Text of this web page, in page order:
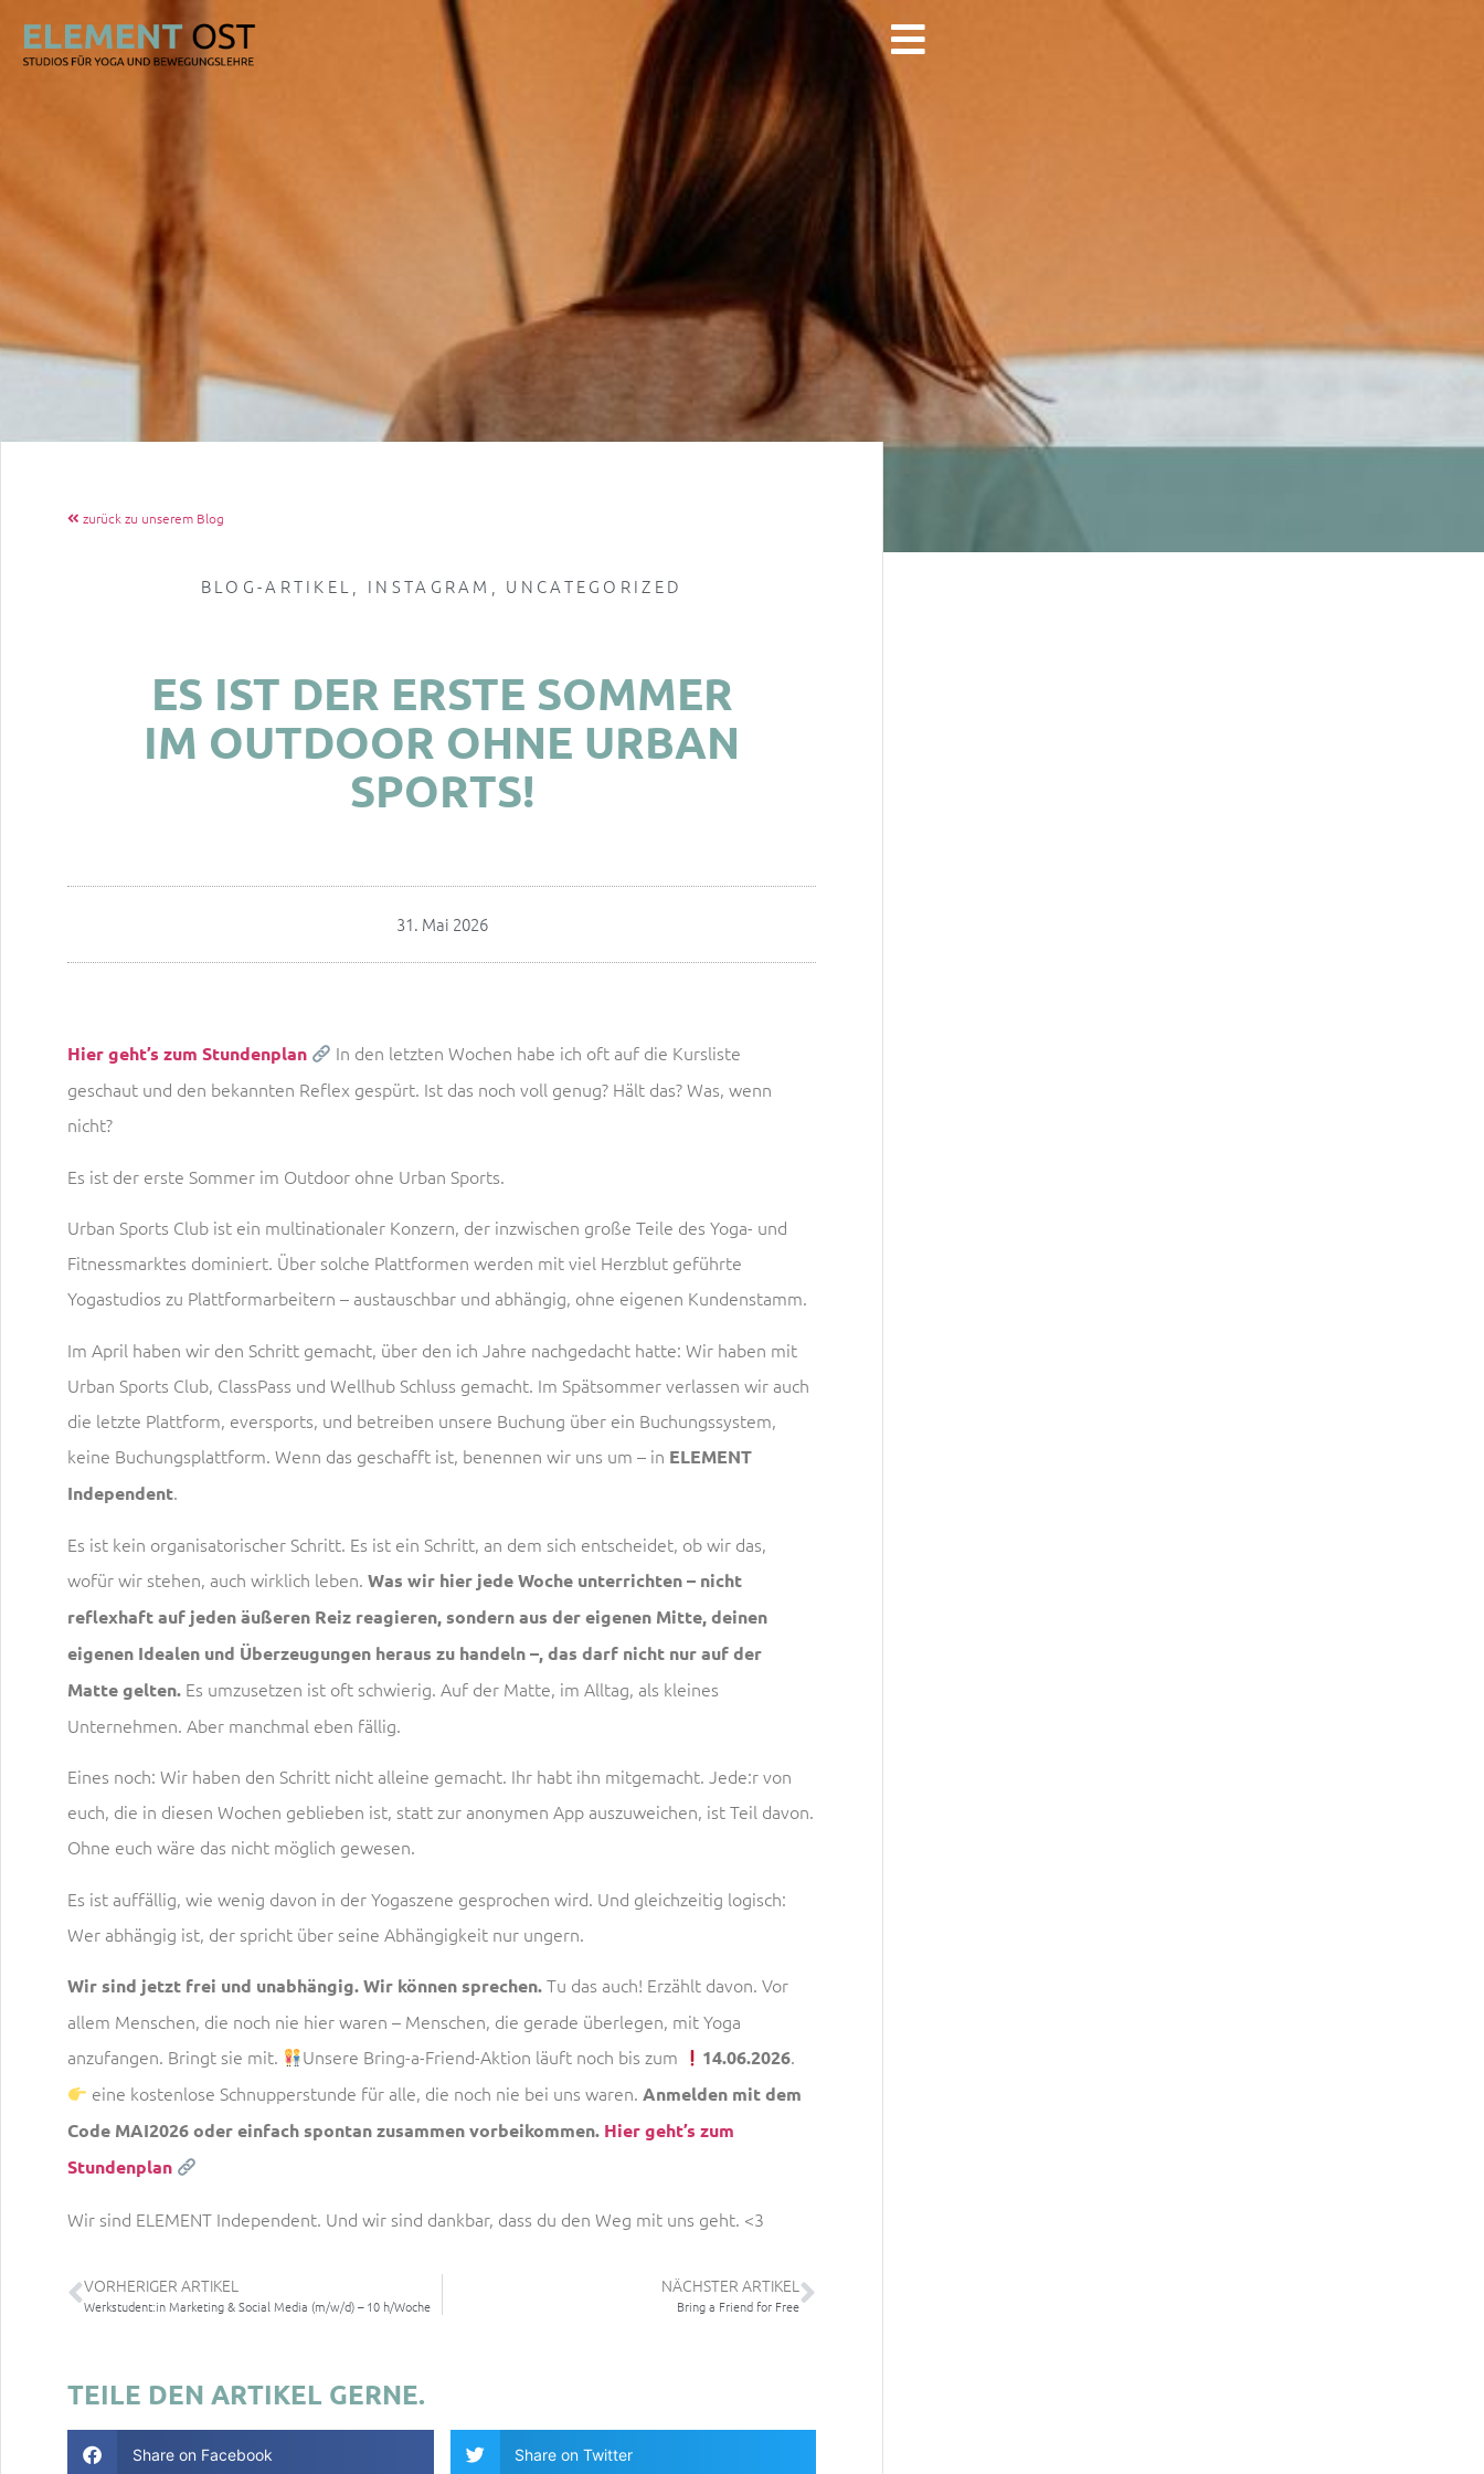
zurück zu unserem Blog
BLOG-ARTIKEL, INSTAGRAM , UNCATEGORIZED
ES IST DER ERSTE SOMMER
IM OUTDOOR OHNE URBAN
SPORTS!
31. Mai 2026
Hier geht’s zum Stundenplan
In den letzten Wochen habe ich oft auf die Kursliste
geschaut und den bekannten Reflex gespürt. Ist das noch voll genug? Hält das? Was, wenn
nicht?
Es ist der erste Sommer im Outdoor ohne Urban Sports.
Urban Sports Club ist ein multinationaler Konzern, der inzwischen große Teile des Yoga- und
Fitnessmarktes dominiert. Über solche Plattformen werden mit viel Herzblut geführte
Yogastudios zu Plattformarbeitern – austauschbar und abhängig, ohne eigenen Kundenstamm.
Im April haben wir den Schritt gemacht, über den ich Jahre nachgedacht hatte: Wir haben mit
Urban Sports Club, ClassPass und Wellhub Schluss gemacht. Im Spätsommer verlassen wir auch
die letzte Plattform, eversports, und betreiben unsere Buchung über ein Buchungssystem,
keine Buchungsplattform. Wenn das geschafft ist, benennen wir uns um – in ELEMENT
Independent.
Es ist kein organisatorischer Schritt. Es ist ein Schritt, an dem sich entscheidet, ob wir das,
wofür wir stehen, auch wirklich leben. Was wir hier jede Woche unterrichten – nicht
reflexhaft auf jeden äußeren Reiz reagieren, sondern aus der eigenen Mitte, deinen
eigenen Idealen und Überzeugungen heraus zu handeln –, das darf nicht nur auf der
Matte gelten. Es umzusetzen ist oft schwierig. Auf der Matte, im Alltag, als kleines
Unternehmen. Aber manchmal eben fällig.
Eines noch: Wir haben den Schritt nicht alleine gemacht. Ihr habt ihn mitgemacht. Jede:r von
euch, die in diesen Wochen geblieben ist, statt zur anonymen App auszuweichen, ist Teil davon.
Ohne euch wäre das nicht möglich gewesen.
Es ist auffällig, wie wenig davon in der Yogaszene gesprochen wird. Und gleichzeitig logisch:
Wer abhängig ist, der spricht über seine Abhängigkeit nur ungern.
Wir sind jetzt frei und unabhängig. Wir können sprechen.Tu das auch! Erzählt davon. Vor
allem Menschen, die noch nie hier waren – Menschen, die gerade überlegen, mit Yoga
anzufangen. Bringt sie mit.
Unsere Bring-a-Friend-Aktion läuft noch bis zum 14.06.2026.
eine kostenlose Schnupperstunde für alle, die noch nie bei uns waren.Anmelden mit dem
Code MAI2026 oder einfach spontan zusammen vorbeikommen. Hier geht’s zum
Stundenplan
Wir sind ELEMENT Independent. Und wir sind dankbar, dass du den Weg mit uns geht. <3
VORHERIGER ARTIKEL
Werkstudent:in Marketing & Social Media (m/w/d) – 10 h/Woche
NÄCHSTER ARTIKEL
Bring a Friend for Free
TEILE DEN ARTIKEL GERNE.
Share on Facebook Share on Twitter